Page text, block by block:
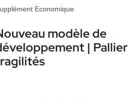
Economique
modèle de
|